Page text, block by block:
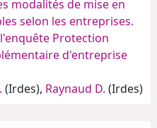
modalités de mise en
selon les entreprises.
Protection
d'entreprise
(Irdes), Raynaud D. (Irdes)